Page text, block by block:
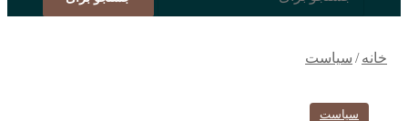
خانه / سیاست
سیاست